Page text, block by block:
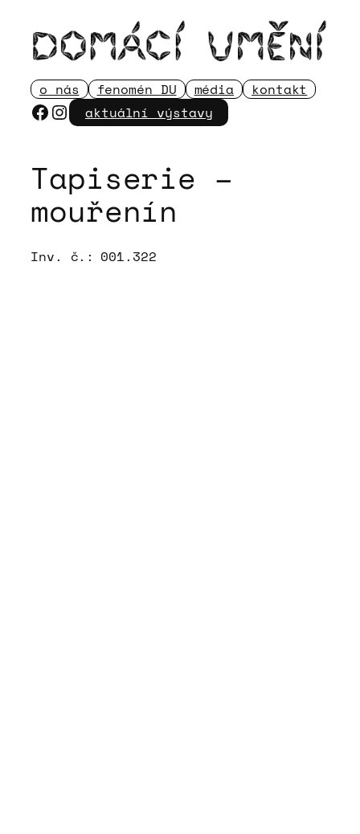
obsah
o nás fenomén DU média kontakt
Facebook
Instagram
aktuální výstavy
Tapiserie –
mouřenín
Inv. č.: 001.322